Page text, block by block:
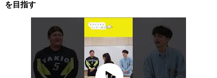
を目指す